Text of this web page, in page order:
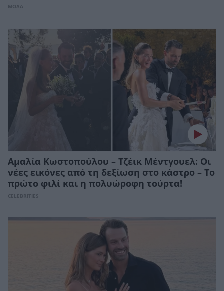
ΜΟΔΑ
Αμαλία Κωστοπούλου – Τζέικ Μέντγουελ: Οι
νέες εικόνες από τη δεξίωση στο κάστρο – Το
πρώτο φιλί και η πολυώροφη τούρτα!
CELEBRITIES